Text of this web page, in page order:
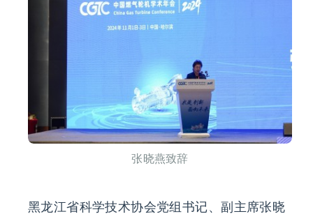
张晓燕致辞
黑龙江省科学技术协会党组书记、副主席张晓